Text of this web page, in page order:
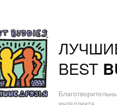
BEST
интеллекта